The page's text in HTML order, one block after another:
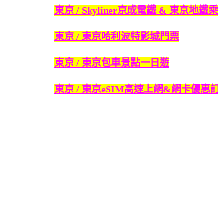
東京 / Skyliner京成電鐵 & 東京地鐵
東京 / 東京哈利波特影城門票
東京 / 東京包車景點一日遊
東京 / 東京eSIM高速上網&網卡優惠